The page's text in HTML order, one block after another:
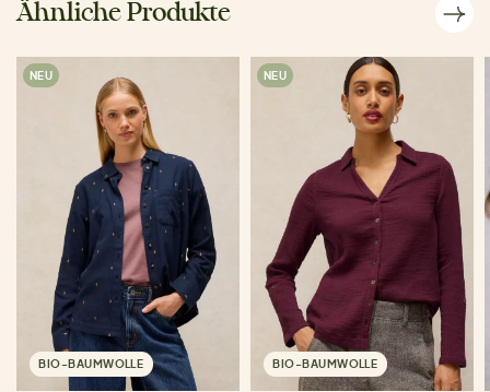
Ähnliche Produkte
NEU
BIO-BAUMWOLLE
NEU
BIO-BAUMWOLLE